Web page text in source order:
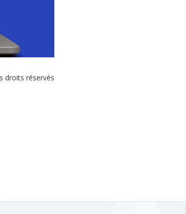
droits réservés